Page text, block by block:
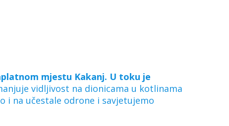
mjestu Kakanj. U toku je
vidljivost na dionicama u kotlinama
i na učestale odrone i savjetujemo